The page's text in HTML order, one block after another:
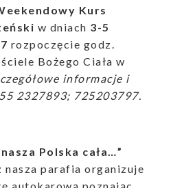
Kurs
w dniach 3-5
rozpoczęcie godz.
Bożego Ciała w
informacje i
2327893; 725203797.
Polska cała…”
nasza parafia organizuje